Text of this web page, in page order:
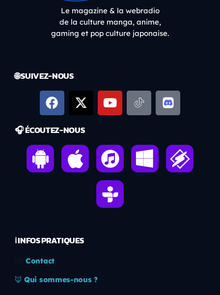
Le magazine & la webradio
de la culture manga, anime,
gaming et pop culture japonaise.
🌐 SUIVEZ-NOUS
🎧 ÉCOUTEZ-NOUS
ℹ️ INFOS PRATIQUES
Contact
🦊 Qui sommes-nous ?